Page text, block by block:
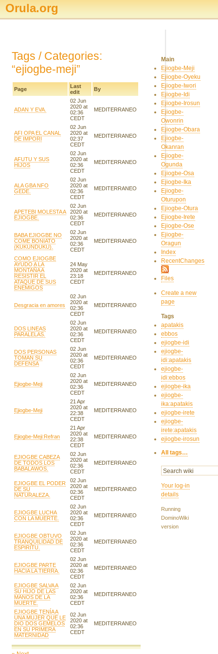
Orula.org
Tags / Categories:
“ejiogbe-meji”
Page
Last
edit
By
ADAN Y EVA.
02 Jun
2020 at
02:36
CEDT
MEDITERRANEO
AFI OPA EL CANAL
DE IMPORI
02 Jun
2020 at
02:37
CEDT
MEDITERRANEO
AFUTU Y SUS
HIJOS
02 Jun
2020 at
02:36
CEDT
MEDITERRANEO
ALA GBA NFO
GEDE.
02 Jun
2020 at
02:36
CEDT
MEDITERRANEO
APETEBI MOLESTA A
EJIOGBE.
02 Jun
2020 at
02:36
CEDT
MEDITERRANEO
BABA EJIOGBE NO
COME BONIATO
(KUKUNDUKU).
02 Jun
2020 at
02:36
CEDT
MEDITERRANEO
COMO EJIOGBE
AYUDO A LA
MONTAÑA A
RESISTIR EL
ATAQUE DE SUS
ENEMIGOS
24 May
2020 at
23:18
CEDT
MEDITERRANEO
Desgracia en amores
02 Jun
2020 at
02:36
CEDT
MEDITERRANEO
DOS LINEAS
PARALELAS.
02 Jun
2020 at
02:36
CEDT
MEDITERRANEO
DOS PERSONAS
TOMAN SU
DEFENSA
02 Jun
2020 at
02:36
CEDT
MEDITERRANEO
Ejiogbe-Meji
02 Jun
2020 at
02:36
CEDT
MEDITERRANEO
Ejiogbe-Meji
21 Apr
2020 at
22:38
CEDT
MEDITERRANEO
Ejiogbe-Meji:Refran
21 Apr
2020 at
22:38
CEDT
MEDITERRANEO
EJIOGBE CABEZA
DE TODOS LOS
BABALAWOS.
02 Jun
2020 at
02:36
CEDT
MEDITERRANEO
EJIOGBE EL PODER
DE SU
NATURALEZA.
02 Jun
2020 at
02:36
CEDT
MEDITERRANEO
EJIOGBE LUCHA
CON LA MUERTE.
02 Jun
2020 at
02:36
CEDT
MEDITERRANEO
EJIOGBE OBTUVO
TRANQUILIDAD DE
ESPIRITU.
02 Jun
2020 at
02:36
CEDT
MEDITERRANEO
EJIOGBE PARTE
HACIA LA TIERRA.
02 Jun
2020 at
02:36
CEDT
MEDITERRANEO
EJIOGBE SALVA A
SU HIJO DE LAS
MANOS DE LA
MUERTE.
02 Jun
2020 at
02:36
CEDT
MEDITERRANEO
EJIOGBE TENÍA A
UNA MUJER QUE LE
DIO DOS GEMELOS
EN SU PRIMERA
MATERNIDAD
02 Jun
2020 at
02:36
CEDT
MEDITERRANEO
Main
Ejiogbe-Meji
Ejiogbe-Oyeku
Ejiogbe-Iwori
Ejiogbe-Idi
Ejiogbe-Irosun
Ejiogbe-
Owonrin
Ejiogbe-Obara
Ejiogbe-
Okanran
Ejiogbe-
Ogunda
Ejiogbe-Osa
Ejiogbe-Ika
Ejiogbe-
Oturupon
Ejiogbe-Otura
Ejiogbe-Irete
Ejiogbe-Ose
Ejiogbe-
Oragun
Index
RecentChanges
Files
Create a new
page
Tags
apatakis
ebbos
ejiogbe-idi
ejiogbe-
idi:apatakis
ejiogbe-
idi:ebbos
ejiogbe-ika
ejiogbe-
ika:apatakis
ejiogbe-irete
ejiogbe-
irete:apatakis
ejiogbe-irosun
All tags…
Your log-in
details
Running
DominoWiki
version